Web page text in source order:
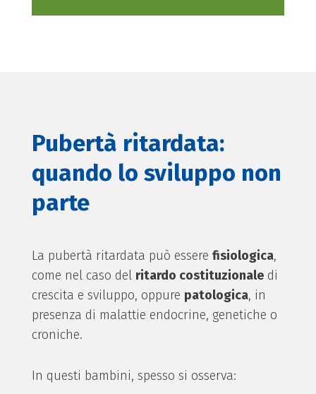
Pubertà ritardata:
quando lo sviluppo non
parte
La pubertà ritardata può essere fisiologica,
come nel caso del ritardo costituzionaledi
crescita e sviluppo, oppure patologica, in
presenza di malattie endocrine, genetiche o
croniche.
In questi bambini, spesso si osserva: